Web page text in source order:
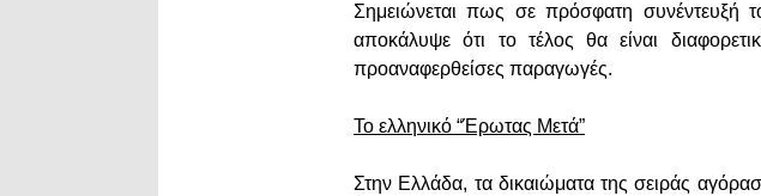
Σημειώνεται πως σε πρόσφατη συνέντευξή
αποκάλυψε ότι το τέλος θα είναι
προαναφερθείσες παραγωγές.
Το ελληνικό “Έρωτας Μετά”
Στην Ελλάδα, τα δικαιώματα της σειράς